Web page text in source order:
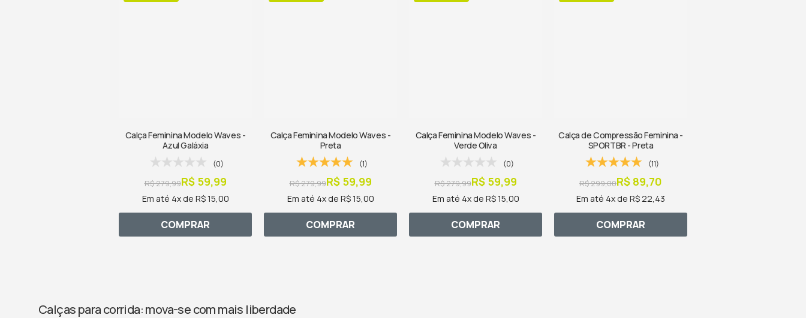
Calça Feminina Modelo Waves -
Azul Galáxia
(0)
R$ 59,99
R$ 279,99
Em até 4x de R$ 15,00
COMPRAR
Calça Feminina Modelo Waves -
Preta
(1)
R$ 59,99
R$ 279,99
Em até 4x de R$ 15,00
COMPRAR
Calça Feminina Modelo Waves -
Verde Oliva
(0)
R$ 59,99
R$ 279,99
Em até 4x de R$ 15,00
COMPRAR
Calça de Compressão Feminina -
SPORTBR - Preta
(11)
R$ 89,70
R$ 299,00
Em até 4x de R$ 22,43
COMPRAR
Calças para corrida: mova-se com mais liberdade